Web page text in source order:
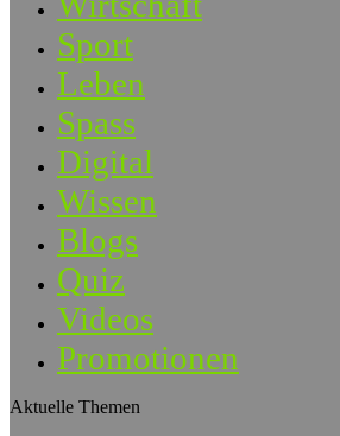
Sport
Leben
Spass
Digital
Wissen
Blogs
Quiz
Videos
Promotionen
Aktuelle Themen